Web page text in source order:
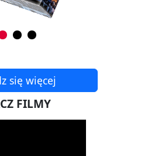
się więcej
FILMY